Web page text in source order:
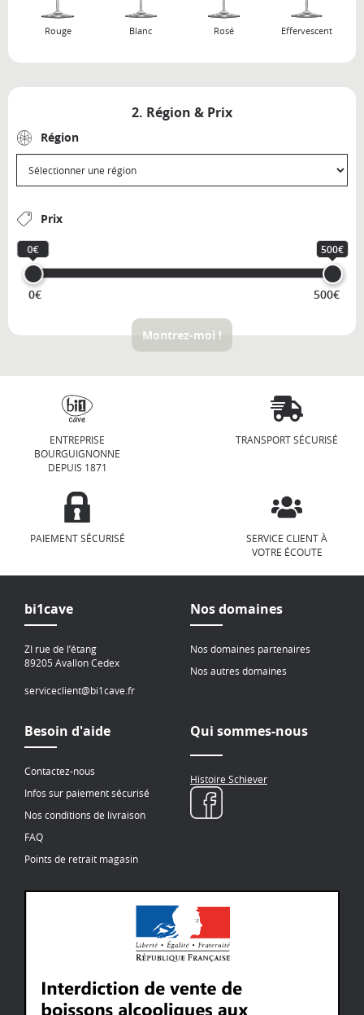
Rouge Blanc Rosé Effervescent
2. Région & Prix
Région
Prix
0€ 500€
0€ 500€
Montrez-moi !
ENTREPRISE
BOURGUIGNONNE
DEPUIS 1871
TRANSPORT SÉCURISÉ
PAIEMENT SÉCURISÉ
SERVICE CLIENT À
VOTRE ÉCOUTE
bi1cave
ZI rue de l’étang
89205 Avallon Cedex
serviceclient@bi1cave.fr
Nos domaines
Nos domaines partenaires
Nos autres domaines
Besoin d'aide
Contactez-nous
Infos sur paiement sécurisé
Nos conditions de livraison
FAQ
Points de retrait magasin
Qui sommes-nous
Histoire Schiever